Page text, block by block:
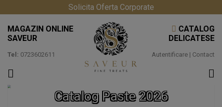
Solicita Oferta Corporate
MAGAZIN ONLINE
SAVEUR
Tel: 0723602611
CATALOG
DELICATESE
Autentificare | Contact
Catalog Paste 2026